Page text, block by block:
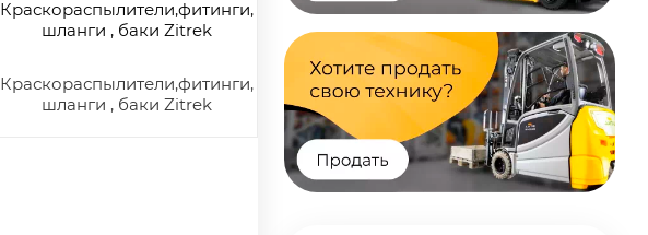
Краскораспылители,фитинги,
шланги , баки Zitrek